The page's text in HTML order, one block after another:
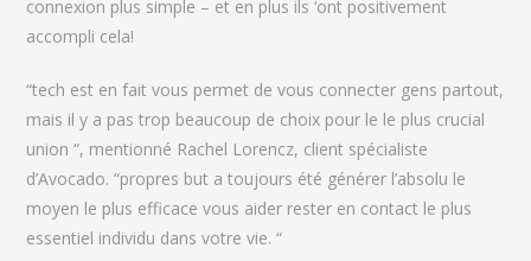
connexion plus simple – et en plus ils ‘ont positivement
accompli cela!
“tech est en fait vous permet de vous connecter gens partout,
mais il y a pas trop beaucoup de choix pour le le plus crucial
union “, mentionné Rachel Lorencz, client spécialiste
d’Avocado. “propres but a toujours été générer l’absolu le
moyen le plus efficace vous aider rester en contact le plus
essentiel individu dans votre vie. “